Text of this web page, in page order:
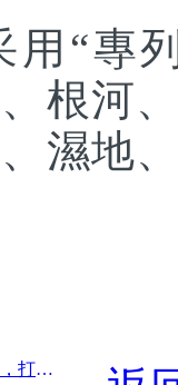
“專列
根河
濕地
前一篇：廣東印發服務業擴能方案，打造大灣區世界級旅游目的地